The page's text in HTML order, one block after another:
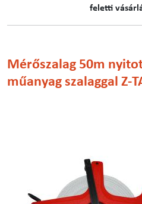
feletti
Mérőszalag 50m
műanyag szalaggal Z-